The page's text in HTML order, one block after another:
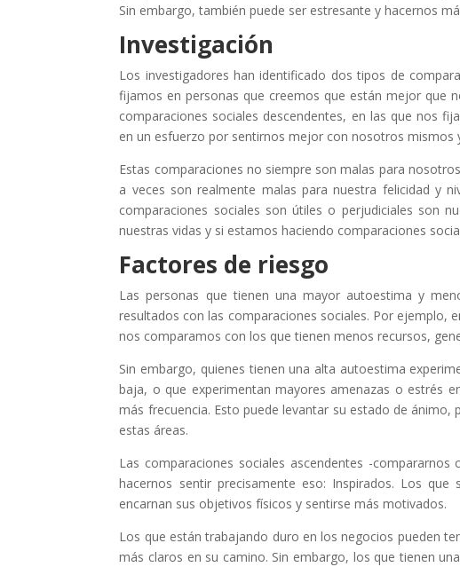
Sin embargo, también puede ser estresante y hacernos
Investigación
Los investigadores han identificado dos tipos de
fijamos en personas que creemos que están mejor que
comparaciones sociales descendentes, en las que nos
en un esfuerzo por sentirnos mejor con nosotros mismos
Estas comparaciones no siempre son malas para
a veces son realmente malas para nuestra felicidad y
comparaciones sociales son útiles o perjudiciales son
nuestras vidas y si estamos haciendo comparaciones
Factores de riesgo
Las personas que tienen una mayor autoestima y
resultados con las comparaciones sociales. Por ejemplo,
nos comparamos con los que tienen menos recursos,
Sin embargo, quienes tienen una alta autoestima
baja, o que experimentan mayores amenazas o estrés
más frecuencia. Esto puede levantar su estado de
estas áreas.
Las comparaciones sociales ascendentes -
hacernos sentir precisamente eso: Inspirados. Los
encarnan sus objetivos físicos y sentirse más motivados.
Los que están trabajando duro en los negocios pueden
más claros en su camino. Sin embargo, los que tienen